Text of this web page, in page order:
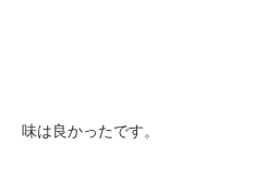
味は良かったです。